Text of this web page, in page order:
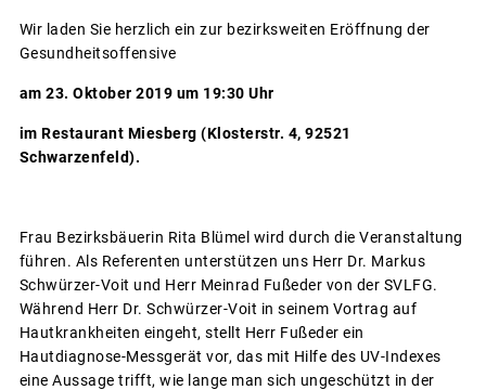
Wir laden Sie herzlich ein zur bezirksweiten Eröffnung der
Gesundheitsoffensive
am 23. Oktober 2019 um 19:30 Uhr
im Restaurant Miesberg (Klosterstr. 4, 92521
Schwarzenfeld).
Frau Bezirksbäuerin Rita Blümel wird durch die Veranstaltung
führen. Als Referenten unterstützen uns Herr Dr. Markus
Schwürzer-Voit und Herr Meinrad Fußeder von der SVLFG.
Während Herr Dr. Schwürzer-Voit in seinem Vortrag auf
Hautkrankheiten eingeht, stellt Herr Fußeder ein
Hautdiagnose-Messgerät vor, das mit Hilfe des UV-Indexes
eine Aussage trifft, wie lange man sich ungeschützt in der